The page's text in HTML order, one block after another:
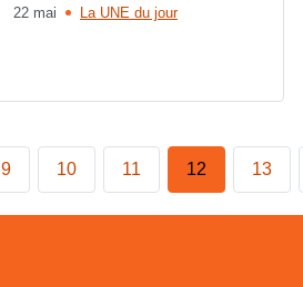
22 mai La UNE du jour
9 10 11 12 13